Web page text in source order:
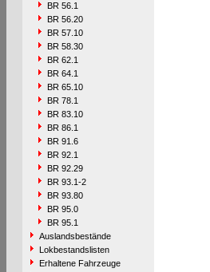
BR 56.1
BR 56.20
BR 57.10
BR 58.30
BR 62.1
BR 64.1
BR 65.10
BR 78.1
BR 83.10
BR 86.1
BR 91.6
BR 92.1
BR 92.29
BR 93.1-2
BR 93.80
BR 95.0
BR 95.1
Auslandsbestände
Lokbestandslisten
Erhaltene Fahrzeuge